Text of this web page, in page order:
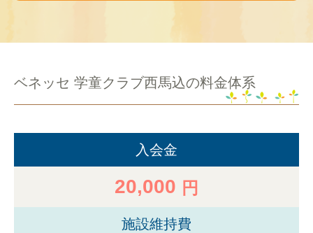
ベネッセ 学童クラブ西馬込の料金体系
入会金
20,000 円
施設維持費